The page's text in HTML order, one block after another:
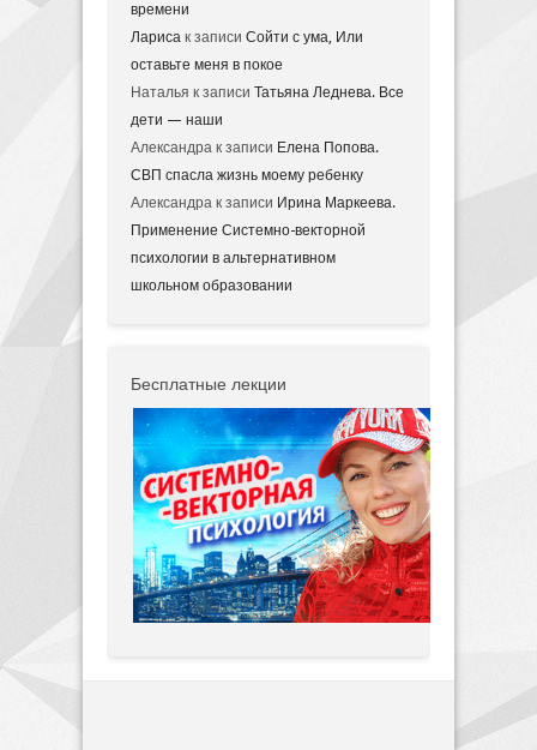
времени
Лариса к записи Сойти с ума, Или
оставьте меня в покое
Наталья к записи Татьяна Леднева. Все
дети — наши
Александра к записи Елена Попова.
СВП спасла жизнь моему ребенку
Александра к записи Ирина Маркеева.
Применение Системно-векторной
психологии в альтернативном
школьном образовании
Бесплатные лекции